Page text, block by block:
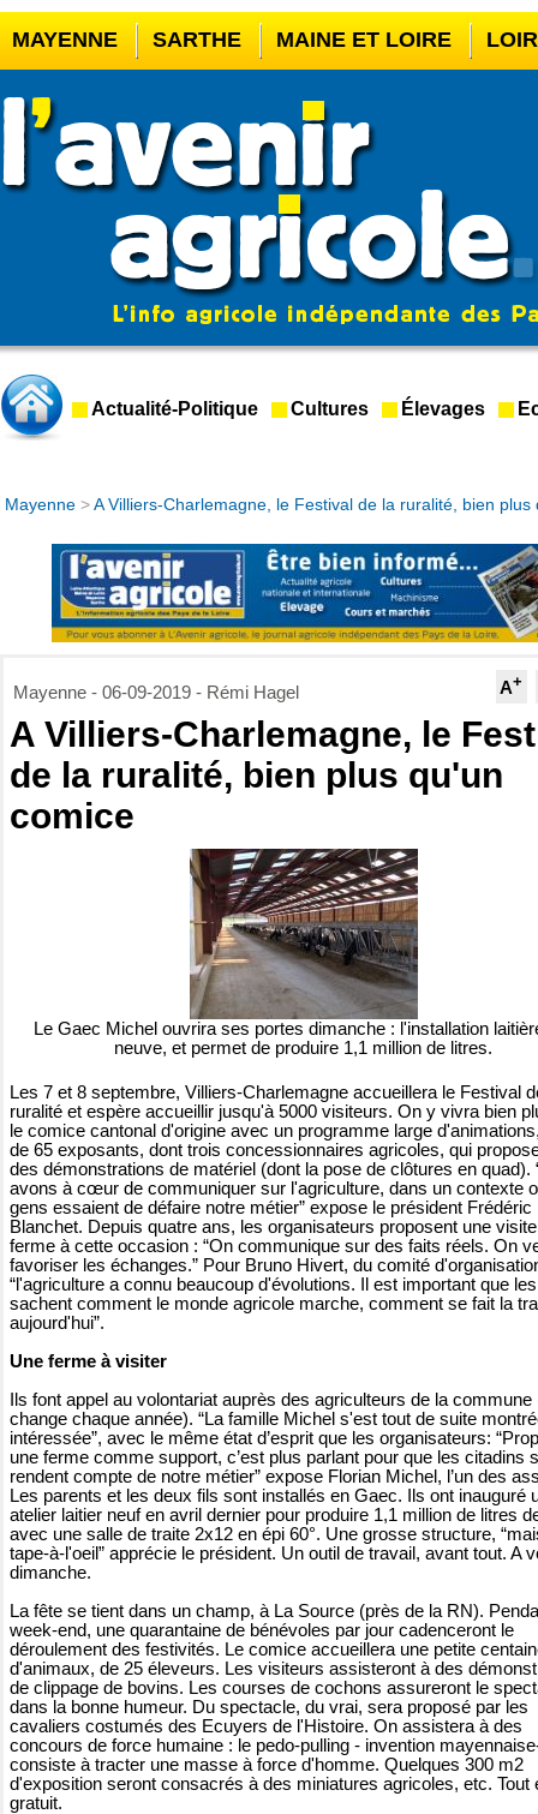
MAYENNE SARTHE MAINE ET LOIRE
CASINO EN LIGNE MEILLEUR BOOKMAKER
CASINO EN LIGNE FRANCE LÉGAL
CRYPTO CASINO
Actualité-Politique Cultures Élevages
Mayenne >A Villiers-Charlemagne, le Festival de la ruralité, bien plus
A+
Mayenne - 06-09-2019 - Rémi Hagel
A Villiers-Charlemagne, le
de la ruralité, bien plus qu'un
comice
Le Gaec Michel ouvrira ses portes dimanche : l'installation
neuve, et permet de produire 1,1 million de litres.
Les 7 et 8 septembre, Villiers-Charlemagne accueillera le Festival
ruralité et espère accueillir jusqu'à 5000 visiteurs. On y vivra bien
le comice cantonal d'origine avec un programme large
de 65 exposants, dont trois concessionnaires agricoles, qui
des démonstrations de matériel (dont la pose de clôtures en quad).
avons à cœur de communiquer sur l'agriculture, dans un contexte
gens essaient de défaire notre métier” expose le président Frédéric
Blanchet. Depuis quatre ans, les organisateurs proposent une
ferme à cette occasion : “On communique sur des faits réels. On
favoriser les échanges.” Pour Bruno Hivert, du comité
“l'agriculture a connu beaucoup d'évolutions. Il est important que
sachent comment le monde agricole marche, comment se fait la
aujourd'hui”.
Une ferme à visiter
Ils font appel au volontariat auprès des agriculteurs de la commune
change chaque année). “La famille Michel s'est tout de suite
intéressée”, avec le même état d’esprit que les organisateurs:
une ferme comme support, c’est plus parlant pour que les citadins
rendent compte de notre métier” expose Florian Michel, l’un des
Les parents et les deux fils sont installés en Gaec. Ils ont inauguré
atelier laitier neuf en avril dernier pour produire 1,1 million de litres
avec une salle de traite 2x12 en épi 60°. Une grosse structure,
tape-à-l'oeil” apprécie le président. Un outil de travail, avant tout. A
dimanche.
La fête se tient dans un champ, à La Source (près de la RN).
week-end, une quarantaine de bénévoles par jour cadenceront le
déroulement des festivités. Le comice accueillera une petite
d'animaux, de 25 éleveurs. Les visiteurs assisteront à des
de clippage de bovins. Les courses de cochons assureront le
dans la bonne humeur. Du spectacle, du vrai, sera proposé par les
cavaliers costumés des Ecuyers de l'Histoire. On assistera à des
concours de force humaine : le pedo-pulling - invention
consiste à tracter une masse à force d'homme. Quelques 300 m2
d'exposition seront consacrés à des miniatures agricoles, etc. Tout
gratuit.